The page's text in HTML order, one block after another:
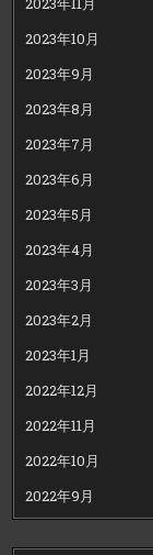
2023年10月
2023年9月
2023年8月
2023年7月
2023年6月
2023年5月
2023年4月
2023年3月
2023年2月
2023年1月
2022年12月
2022年11月
2022年10月
2022年9月